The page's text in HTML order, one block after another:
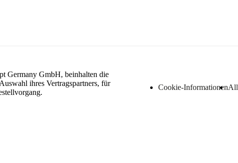
Cookie-Informationen
Germany GmbH, beinhalten die
ihres Vertragspartners, für